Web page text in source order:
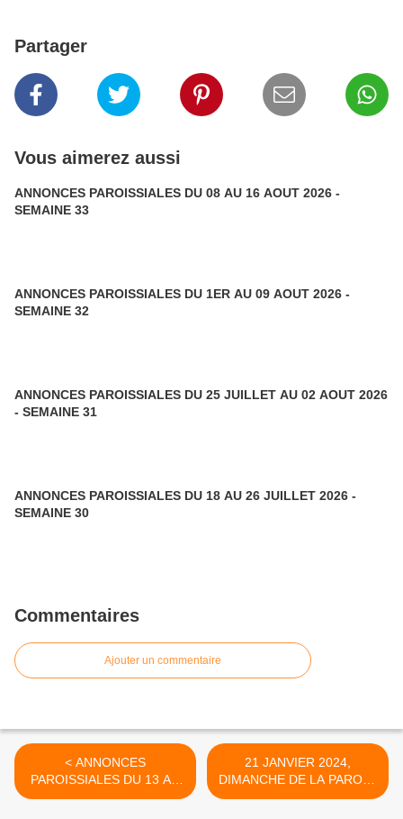
Partager
Vous aimerez aussi
ANNONCES PAROISSIALES DU 08 AU 16 AOUT 2026 -
SEMAINE 33
ANNONCES PAROISSIALES DU 1ER AU 09 AOUT 2026 -
SEMAINE 32
ANNONCES PAROISSIALES DU 25 JUILLET AU 02 AOUT 2026
- SEMAINE 31
ANNONCES PAROISSIALES DU 18 AU 26 JUILLET 2026 -
SEMAINE 30
Commentaires
Ajouter un commentaire
< ANNONCES
PAROISSIALES DU 13 AU
21 JANVIER 2024 -
21 JANVIER 2024,
DIMANCHE DE LA PAROLE
DE DIEU >